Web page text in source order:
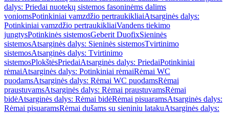
dalys: Priedai nuotekų sistemos fasoninėms dalims
voniomsPotinkiniai vamzdžio pertraukikliaiAtsarginės dalys:
Potinkiniai vamzdžio pertraukikliaiVandens tiekimo
jungtysPotinkinės sistemosGeberit DuofixSieninės
sistemosAtsarginės dalys: Sieninės sistemosTvirtinimo
sistemosAtsarginės dalys: Tvirtinimo
sistemosPlokštėsPriedaiAtsarginės dalys: PriedaiPotinkiniai
rėmaiAtsarginės dalys: Potinkiniai rėmaiRėmai WC
puodamsAtsarginės dalys: Rėmai WC puodamsRėmai
praustuvamsAtsarginės dalys: Rėmai praustuvamsRėmai
bidėAtsarginės dalys: Rėmai bidėRėmai pisuaramsAtsarginės dalys:
Rėmai pisuaramsRėmai dušams su sieniniu latakuAtsarginės dalys: